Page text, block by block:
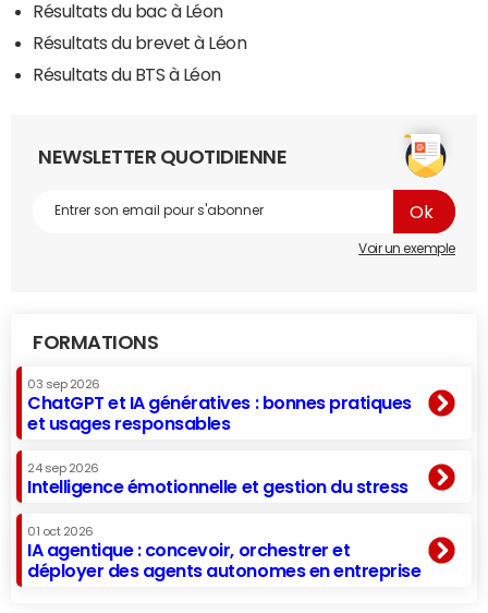
Résultats du bac à Léon
Résultats du brevet à Léon
Résultats du BTS à Léon
NEWSLETTER QUOTIDIENNE
Voir un exemple
FORMATIONS
03 sep 2026
ChatGPT et IA génératives : bonnes pratiques
et usages responsables
24 sep 2026
Intelligence émotionnelle et gestion du stress
01 oct 2026
IA agentique : concevoir, orchestrer et
déployer des agents autonomes en entreprise